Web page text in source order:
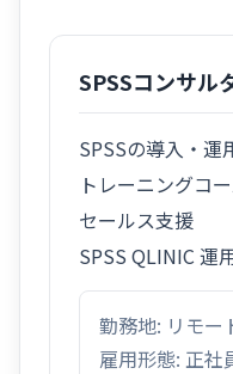
SPSSコンサル
SPSSの導入・運
トレーニングコ
セールス支援
SPSS QLINIC 運
勤務地: リモー
雇用形態: 正社